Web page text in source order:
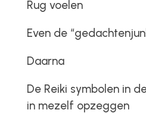
Rug voelen
Even de
Daarna
De Reiki symbolen in
in mezelf opzeggen